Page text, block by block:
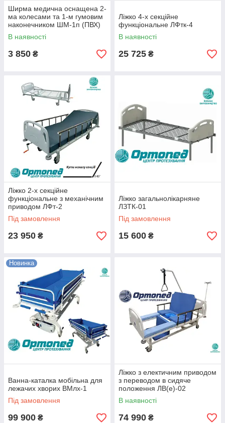
Ширма медична оснащена 2-
ма колесами та 1-м гумовим
наконечником ШМ-1п (ПВХ)
В наявності
3 850 ₴
Ліжко 4-х секційне
функціональне ЛФтк-4
В наявності
25 725 ₴
Ліжко 2-х секційне
функціональне з механічним
приводом ЛФт-2
Під замовлення
23 950 ₴
Ліжко загальнолікарняне
ЛЗТК-01
Під замовлення
15 600 ₴
Новинка
Ванна-каталка мобільна для
лежачих хворих ВМлх-1
Під замовлення
99 900 ₴
Ліжко з електичним приводом
з переводом в сидяче
положення ЛВ(е)-02
В наявності
74 990 ₴